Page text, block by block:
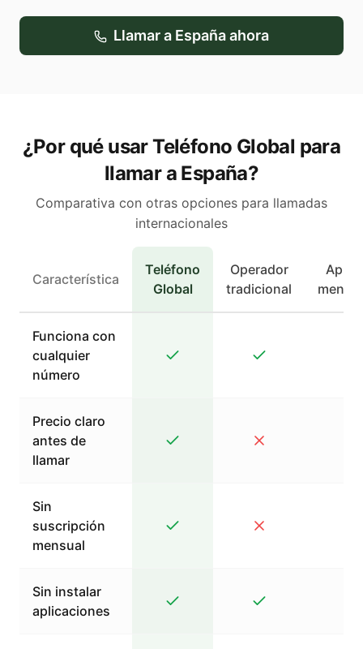
Llamar a Españaahora
¿Por qué usar Teléfono Global para
llamar a España?
Comparativa con otras opciones para llamadas
internacionales
Característica
Teléfono
Global
Operador
tradicional
Apps
Funciona con
cualquier
número
Precio claro
antes de
llamar
Sin
suscripción
mensual
Sin instalar
aplicaciones